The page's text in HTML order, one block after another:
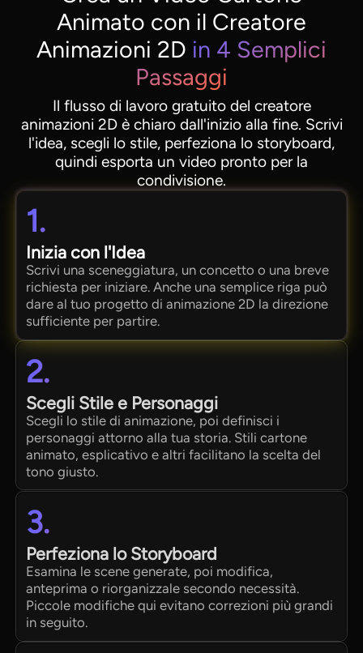
Animato con il Creatore
Animazioni 2D in 4 Semplici
Passaggi
Il flusso di lavoro gratuito del creatore
animazioni 2D è chiaro dall'inizio alla fine. Scrivi
l'idea, scegli lo stile, perfeziona lo storyboard,
quindi esporta un video pronto per la
condivisione.
1.
Inizia con l'Idea
Scrivi una sceneggiatura, un concetto o una breve
richiesta per iniziare. Anche una semplice riga può
dare al tuo progetto di animazione 2D la direzione
sufficiente per partire.
2.
Scegli Stile e Personaggi
Scegli lo stile di animazione, poi definisci i
personaggi attorno alla tua storia. Stili cartone
animato, esplicativo e altri facilitano la scelta del
tono giusto.
3.
Perfeziona lo Storyboard
Esamina le scene generate, poi modifica,
anteprima o riorganizzale secondo necessità.
Piccole modifiche qui evitano correzioni più grandi
in seguito.